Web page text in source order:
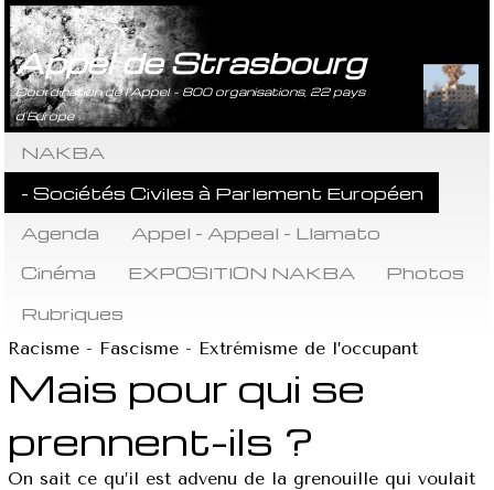
Appel de Strasbourg
Coordination de l’Appel - 800 organisations, 22 pays
d’Europe
NAKBA
- Sociétés Civiles à Parlement Européen
Agenda
Appel - Appeal - Llamato
Cinéma
EXPOSITION NAKBA
Photos
Rubriques
Racisme - Fascisme - Extrémisme de l’occupant
Mais pour qui se
prennent-ils ?
On sait ce qu’il est advenu de la grenouille qui voulait